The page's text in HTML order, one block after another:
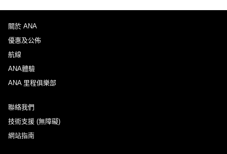
關於 ANA
優惠及公佈
航線
ANA體驗
ANA 里程俱樂部
聯絡我們
技術支援 (無障礙)
網站指南